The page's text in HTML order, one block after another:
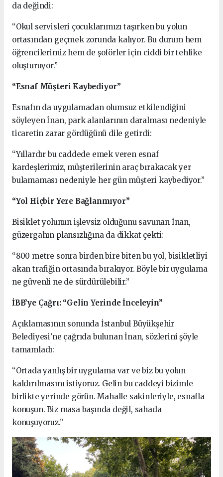
da değindi:
“Okul servisleri çocuklarımızı taşırken bu yolun
ortasından geçmek zorunda kalıyor. Bu durum hem
öğrencilerimiz hem de şoförler için ciddi bir tehlike
oluşturuyor.”
“Esnaf Müşteri Kaybediyor”
Esnafın da uygulamadan olumsuz etkilendiğini
söyleyen İnan, park alanlarının daralması nedeniyle
ticaretin zarar gördüğünü dile getirdi:
“Yıllardır bu caddede emek veren esnaf
kardeşlerimiz, müşterilerinin araç bırakacak yer
bulamaması nedeniyle her gün müşteri kaybediyor.”
“Yol Hiçbir Yere Bağlanmıyor”
Bisiklet yolunun işlevsiz olduğunu savunan İnan,
güzergahın plansızlığına da dikkat çekti:
“800 metre sonra birden bire biten bu yol, bisikletliyi
akan trafiğin ortasında bırakıyor. Böyle bir uygulama
ne güvenli ne de sürdürülebilir.”
İBB’ye Çağrı: “Gelin Yerinde İnceleyin”
Açıklamasının sonunda İstanbul Büyükşehir
Belediyesi’ne çağrıda bulunan İnan, sözlerini şöyle
tamamladı:
“Ortada yanlış bir uygulama var ve biz bu yolun
kaldırılmasını istiyoruz. Gelin bu caddeyi bizimle
birlikte yerinde görün. Mahalle sakinleriyle, esnafla
konuşun. Biz masa başında değil, sahada
konuşuyoruz.”